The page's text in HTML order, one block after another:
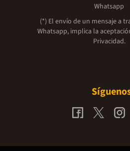
Whatsapp
(*) El envío de un mensaje a
Whatsapp, implica la
Privacidad.